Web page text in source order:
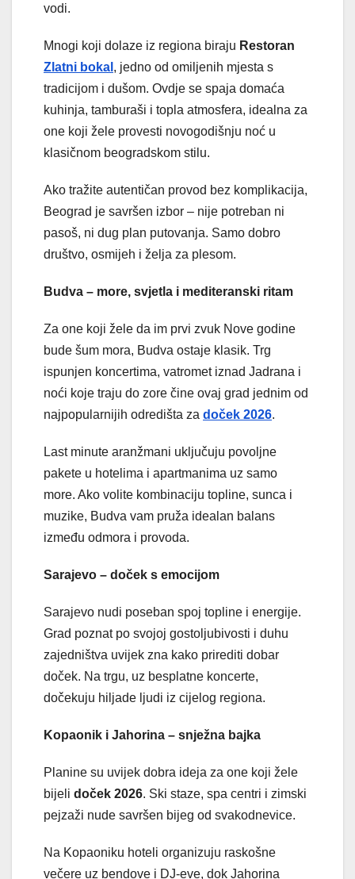
vodi.
Mnogi koji dolaze iz regiona biraju Restoran
Zlatni bokal , jedno od omiljenih mjesta s
tradicijom i dušom. Ovdje se spaja domaća
kuhinja, tamburaši i topla atmosfera, idealna za
one koji žele provesti novogodišnju noć u
klasičnom beogradskom stilu.
Ako tražite autentičan provod bez komplikacija,
Beograd je savršen izbor – nije potreban ni
pasoš, ni dug plan putovanja. Samo dobro
društvo, osmijeh i želja za plesom.
Budva – more, svjetla i mediteranski ritam
Za one koji žele da im prvi zvuk Nove godine
bude šum mora, Budva ostaje klasik. Trg
ispunjen koncertima, vatromet iznad Jadrana i
noći koje traju do zore čine ovaj grad jednim od
najpopularnijih odredišta za doček 2026.
Last minute aranžmani uključuju povoljne
pakete u hotelima i apartmanima uz samo
more. Ako volite kombinaciju topline, sunca i
muzike, Budva vam pruža idealan balans
između odmora i provoda.
Sarajevo – doček s emocijom
Sarajevo nudi poseban spoj topline i energije.
Grad poznat po svojoj gostoljubivosti i duhu
zajedništva uvijek zna kako prirediti dobar
doček. Na trgu, uz besplatne koncerte,
dočekuju hiljade ljudi iz cijelog regiona.
Kopaonik i Jahorina – snježna bajka
Planine su uvijek dobra ideja za one koji žele
bijeli doček 2026. Ski staze, spa centri i zimski
pejzaži nude savršen bijeg od svakodnevice.
Na Kopaoniku hoteli organizuju raskošne
večere uz bendove i DJ-eve, dok Jahorina